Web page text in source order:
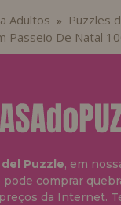
Adultos » Puzzles
Passeio De Natal
del Puzzle, em
pode comprar
da Internet.